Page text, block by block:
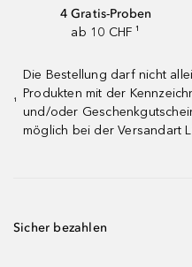
4 Gratis-Proben
ab 10 CHF ¹
¹
Die Bestellung darf nicht
Produkten mit der
und/oder
möglich bei der Versandart
Sicher bezahlen